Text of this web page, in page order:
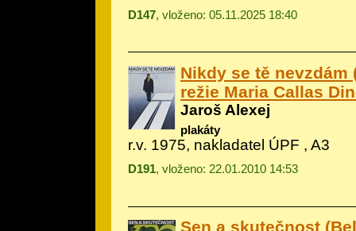
D147, vloženo: 05.11.2025 18:40
Nikdy se tě
režie Maria Callas
Jaroš Alexej
plakáty
r.v. 1975, nakladatel ÚPF , A3
D191, vloženo: 22.01.2010 14:53
Sen a skutečnost